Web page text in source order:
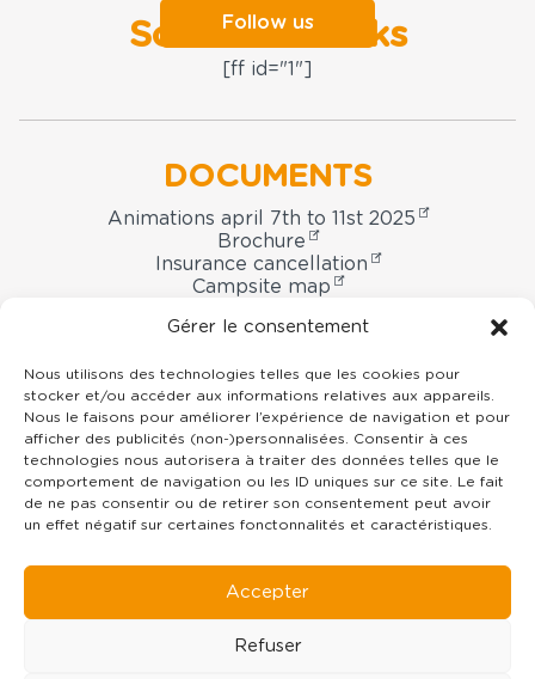
Gérer le consentement
Nous utilisons des technologies telles que les cookies pour
stocker et/ou accéder aux informations relatives aux appareils.
Nous le faisons pour améliorer l’expérience de navigation et pour
afficher des publicités (non-)personnalisées. Consentir à ces
technologies nous autorisera à traiter des données telles que le
comportement de navigation ou les ID uniques sur ce site. Le fait
de ne pas consentir ou de retirer son consentement peut avoir
un effet négatif sur certaines fonctonnalités et caractéristiques.
Accepter
Refuser
Social networks
[ff id="1"]
Follow us
Domaine
Oyat
campsite
7 rue du Centre - 85800
Le Fenouiller
Vendée Pays de la Loire
02 51 55 11 35
DOCUMENTS
Animations april 7th to 11st 2025
Brochure
Insurance cancellation
Campsite map